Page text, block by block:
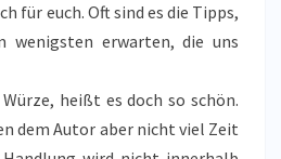
für euch. Oft sind es die Tipps,
wenigsten erwarten, die uns
heißt es doch so schön.
dem Autor aber nicht viel Zeit